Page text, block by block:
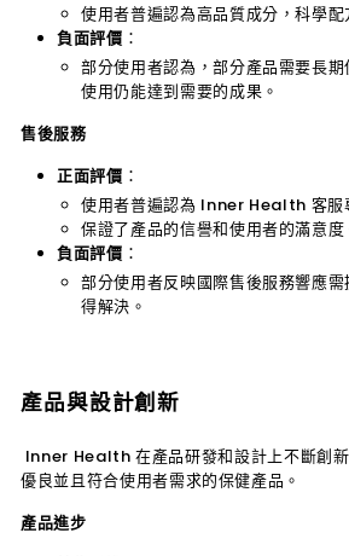
使用者普遍認為高品質成分，科學配
負面評價 ：
部分使用者認為，部分產品需要長
使用仍能達到需要的成果。
售後服務
正面評價 ：
使用者普遍認為 Inner Health 客服
保證了產品的信譽和使用者的滿意度
負面評價 ：
部分使用者反映國際售後服務響應
得解決。
產品與設計創新
Inner Health在產品研發和設計上不斷創
優良並且符合使用者需求的保健產品。
產品進步